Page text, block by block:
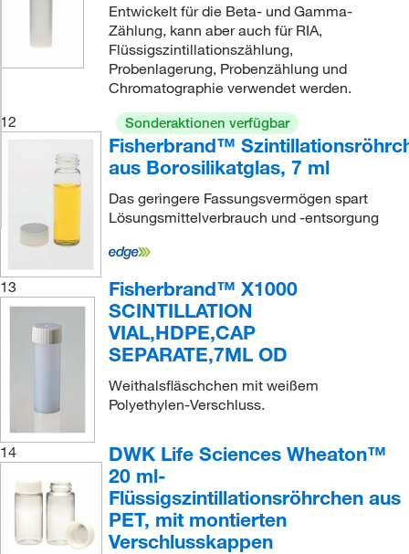
Entwickelt für die Beta- und Gamma-
Zählung, kann aber auch für RIA,
Flüssigszintillationszählung,
Probenlagerung, Probenzählung und
Chromatographie verwendet werden.
12
Sonderaktionen verfügbar
Fisherbrand™
aus Borosilikatglas, 7 ml
Das geringere Fassungsvermögen spart
Lösungsmittelverbrauch und -entsorgung
13
Fisherbrand™ X1000
SCINTILLATION
VIAL,HDPE,CAP
SEPARATE,7ML OD
Weithalsfläschchen mit weißem
Polyethylen-Verschluss.
14
DWK Life Sciences Wheaton™
20 ml-
Flüssigszintillationsröhrchen aus
PET, mit montierten
Verschlusskappen